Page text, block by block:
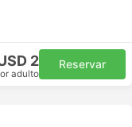
2
adulto
Reservar